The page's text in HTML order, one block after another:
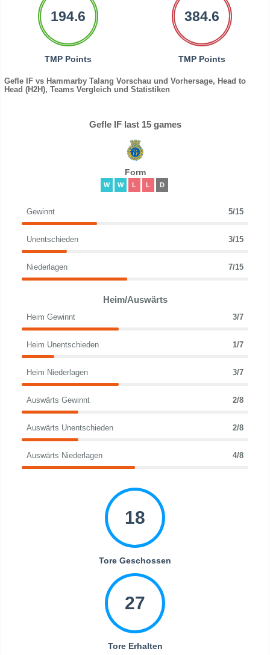
194.6
TMP Points
384.6
TMP Points
Gefle IF vs Hammarby Talang Vorschau und Vorhersage, Head to
Head (H2H), Teams Vergleich und Statistiken
Gefle IF last 15 games
Form
W W L L D
Gewinnt 5/15
Unentschieden 3/15
Niederlagen 7/15
Heim/Auswärts
Heim Gewinnt 3/7
Heim Unentschieden 1/7
Heim Niederlagen 3/7
Auswärts Gewinnt 2/8
Auswärts Unentschieden 2/8
Auswärts Niederlagen 4/8
18
Tore Geschossen
27
Tore Erhalten